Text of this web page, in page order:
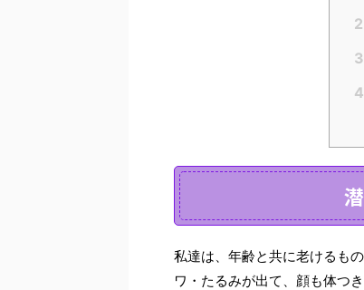
2
3
4
私達は、年齢と共に老けるも
ワ・たるみが出て、顔も体つ